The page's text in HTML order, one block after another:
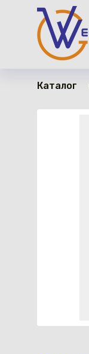
Каталог
в наличии